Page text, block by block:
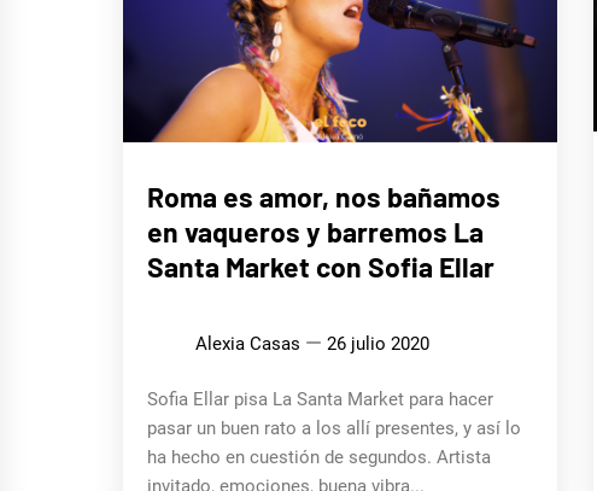
Roma es amor, nos bañamos
en vaqueros y barremos La
Santa Market con Sofia Ellar
Alexia Casas 26 julio 2020
Sofia Ellar pisa La Santa Market para hacer
pasar un buen rato a los allí presentes, y así lo
ha hecho en cuestión de segundos. Artista
invitado, emociones, buena vibra...